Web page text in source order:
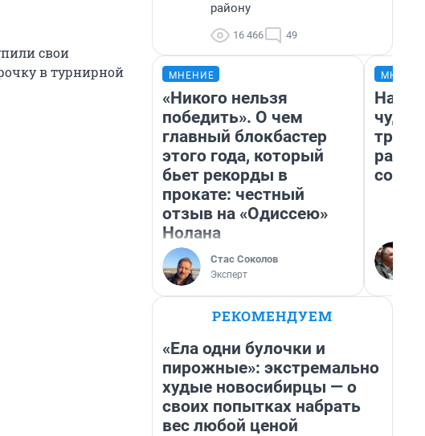
свои
в турнирной
району
16 466 49
МНЕНИЕ
«Никого нельзя
победить». О чем
главный блокбастер
этого года, который
бьет рекорды в
прокате: честный
отзыв на «Одиссею»
Нолана
Стас Соколов
Эксперт
РЕКОМЕНДУЕМ
«Ела одни булочки и
пирожные»: экстремально
худые новосибирцы — о
своих попытках набрать
вес любой ценой